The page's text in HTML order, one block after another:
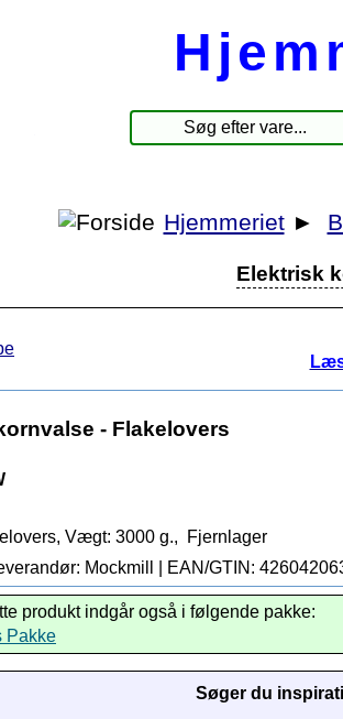
Hjemmeriet ►
Elektrisk
- Flakelovers
Vægt: 3000 g.,
Fjernlager
Mockmill | EAN/GTIN:
produkt indgår også i følgende pakke:
Pakke
Søger du